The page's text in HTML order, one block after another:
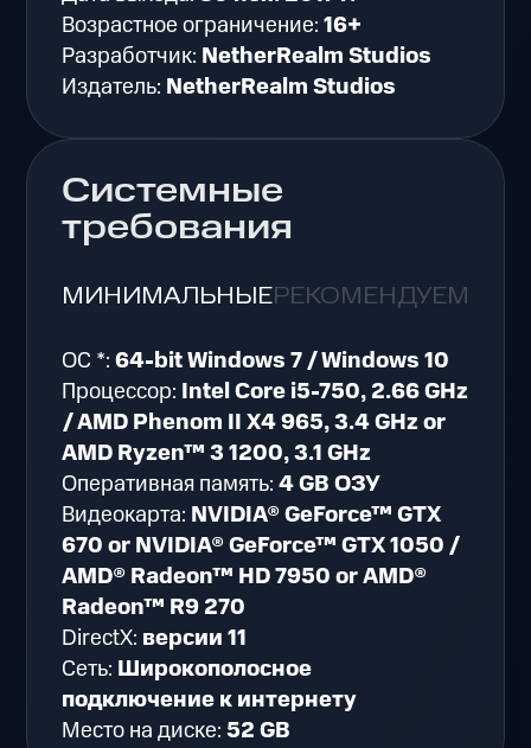
Возрастное ограничение:16+
Разработчик: NetherRealm Studios
Издатель: NetherRealm Studios
Системные
требования
МИНИМАЛЬНЫЕРЕКОМЕНДУЕМЫЕ
ОС *:64-bit Windows 7 / Windows 10
Процессор: Intel Core i5-750, 2.66 GHz
/ AMD Phenom II X4 965, 3.4 GHz or
AMD Ryzen™ 3 1200, 3.1 GHz
Оперативная память:4 GB ОЗУ
Видеокарта: NVIDIA® GeForce™ GTX
670 or NVIDIA® GeForce™ GTX 1050 /
AMD® Radeon™ HD 7950 or AMD®
Radeon™ R9 270
DirectX: версии 11
Сеть: Широкополосное
подключение к интернету
Место на диске:52 GB